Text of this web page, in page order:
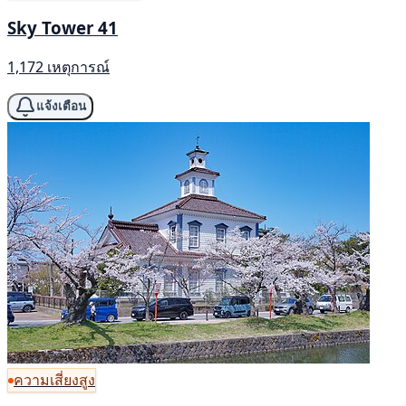
Sky Tower 41
1,172 เหตุการณ์
แจ้งเตือน
ความเสี่ยงสูง